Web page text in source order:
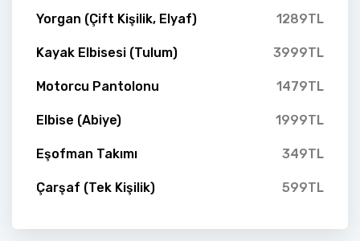
Yorgan (Çift Kişilik, Elyaf) 1289TL
Kayak Elbisesi (Tulum) 3999TL
Motorcu Pantolonu 1479TL
Elbise (Abiye) 1999TL
Eşofman Takımı 349TL
Çarşaf (Tek Kişilik) 599TL